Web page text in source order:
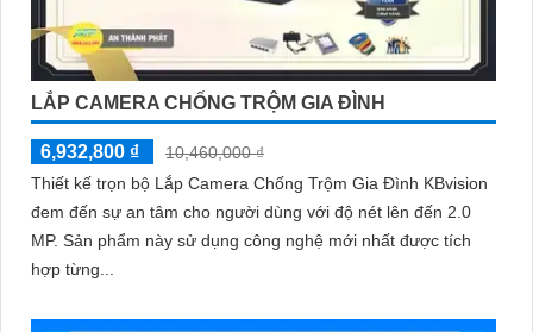
LẮP CAMERA CHỐNG TRỘM GIA ĐÌNH
6,932,800 ₫
10,460,000 ₫
Thiết kế trọn bộ Lắp Camera Chống Trộm Gia Đình KBvision
đem đến sự an tâm cho người dùng với độ nét lên đến 2.0
MP. Sản phẩm này sử dụng công nghệ mới nhất được tích
hợp từng...